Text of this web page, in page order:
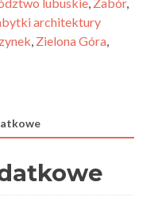
architektury
, Zielona Góra,